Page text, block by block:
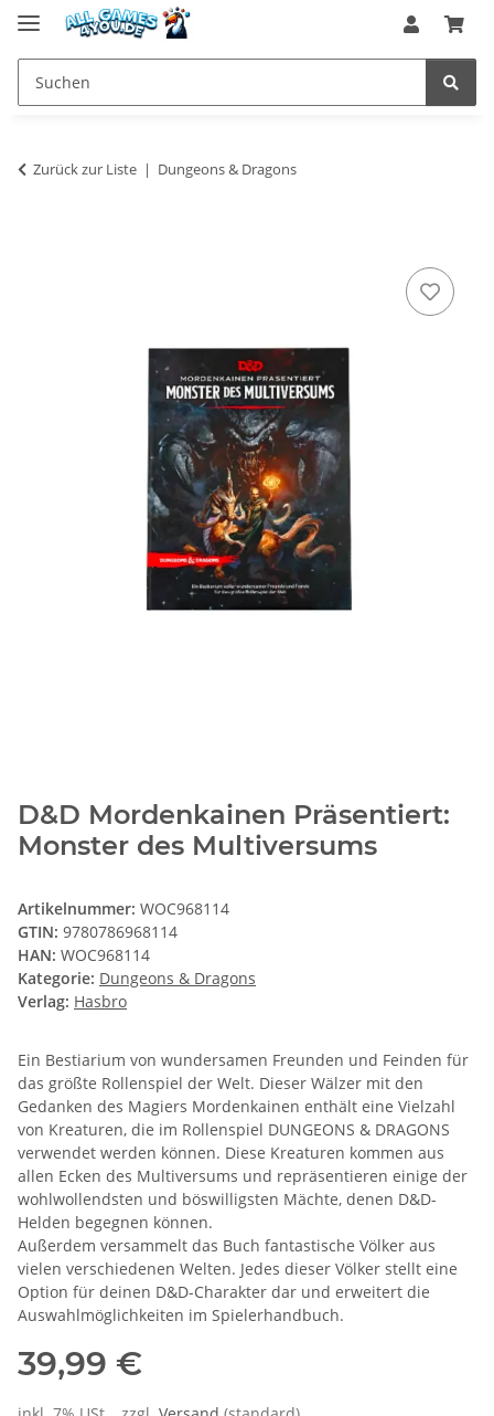
Zurück zur Liste Dungeons & Dragons
D&D Mordenkainen Präsentiert:
Monster des Multiversums
Artikelnummer: WOC968114
GTIN: 9780786968114
HAN: WOC968114
Kategorie: Dungeons & Dragons
Verlag: Hasbro
Ein Bestiarium von wundersamen Freunden und Feinden für
das größte Rollenspiel der Welt. Dieser Wälzer mit den
Gedanken des Magiers Mordenkainen enthält eine Vielzahl
von Kreaturen, die im Rollenspiel DUNGEONS & DRAGONS
verwendet werden können. Diese Kreaturen kommen aus
allen Ecken des Multiversums und repräsentieren einige der
wohlwollendsten und böswilligsten Mächte, denen D&D-
Helden begegnen können.
Außerdem versammelt das Buch fantastische Völker aus
vielen verschiedenen Welten. Jedes dieser Völker stellt eine
Option für deinen D&D-Charakter dar und erweitert die
Auswahlmöglichkeiten im Spielerhandbuch.
39,99 €